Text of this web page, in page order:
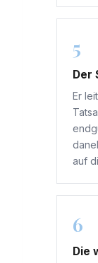
5
Der
Er
auf
6
Die